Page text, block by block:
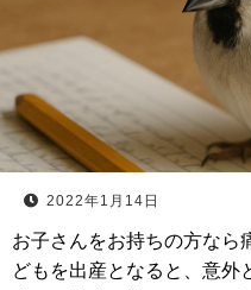
2022年1月14日
お子さんをお持ちの方なら
どもを出産となると、意外